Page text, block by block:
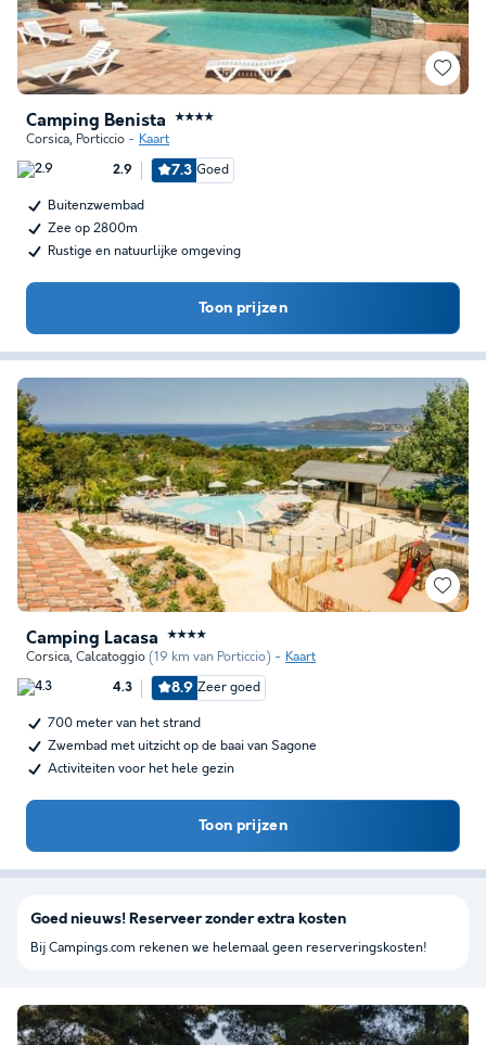
Camping Benista ★★★★
Corsica, Porticcio Kaart
2.9 7.3 Goed
Buitenzwembad
Zee op 2800m
Rustige en natuurlijke omgeving
Toon prijzen
Camping Lacasa ★★★★
Corsica, Calcatoggio (19 km van Porticcio) Kaart
4.3 8.9 Zeer goed
700 meter van het strand
Zwembad met uitzicht op de baai van Sagone
Activiteiten voor het hele gezin
Toon prijzen
Goed nieuws! Reserveer zonder extra kosten
Bij Campings.com rekenen we helemaal geen reserveringskosten!